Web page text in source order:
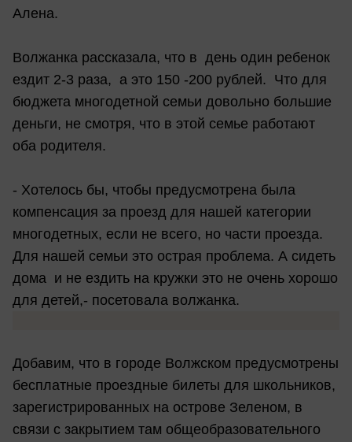
Алена.
Волжанка рассказала, что в день один ребенок
ездит 2-3 раза, а это 150 -200 рублей. Что для
бюджета многодетной семьи довольно большие
деньги, не смотря, что в этой семье работают
оба родителя.
- Хотелось бы, чтобы предусмотрена была
компенсация за проезд для нашей категории
многодетных, если не всего, но части проезда.
Для нашей семьи это острая проблема. А сидеть
дома и не ездить на кружки это не очень хорошо
для детей,- посетовала волжанка.
Добавим, что в городе Волжском предусмотрены
бесплатные проездные билеты для школьников,
зарегистрированных на острове Зеленом, в
связи с закрытием там общеобразовательного